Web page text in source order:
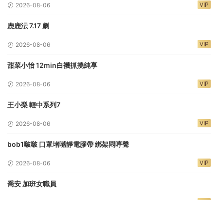
2026-08-06 VIP
鹿鹿沄 7.17 劇
2026-08-06 VIP
甜菜小怡 12min白襪抓撓純享
2026-08-06 VIP
王小梨 輕中系列7
2026-08-06 VIP
bob1啵啵 口罩堵嘴靜電膠帶 綁架悶哼聲
2026-08-06 VIP
喬安 加班女職員